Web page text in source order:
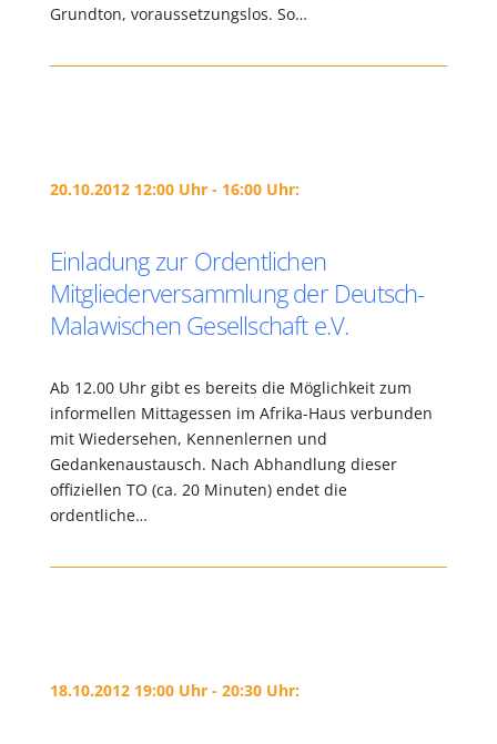
Grundton, voraussetzungslos. So…
20.10.2012 12:00 Uhr - 16:00 Uhr:
Einladung zur Ordentlichen
Mitgliederversammlung der Deutsch-
Malawischen Gesellschaft e.V.
Ab 12.00 Uhr gibt es bereits die Möglichkeit zum
informellen Mittagessen im Afrika-Haus verbunden
mit Wiedersehen, Kennenlernen und
Gedankenaustausch. Nach Abhandlung dieser
offiziellen TO (ca. 20 Minuten) endet die
ordentliche…
18.10.2012 19:00 Uhr - 20:30 Uhr: